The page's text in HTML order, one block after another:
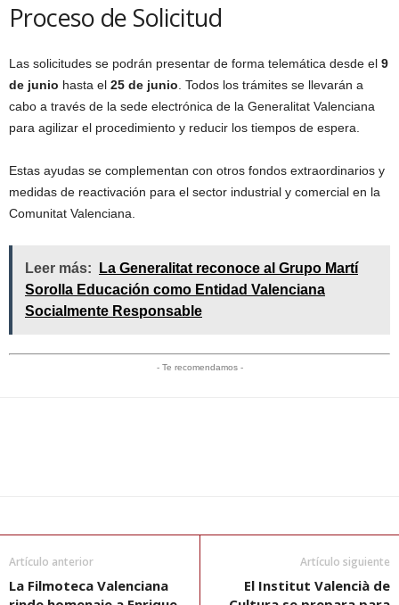
Proceso de Solicitud
Las solicitudes se podrán presentar de forma telemática desde el 9
de junio hasta el 25 de junio . Todos los trámites se llevarán a
cabo a través de la sede electrónica de la Generalitat Valenciana
para agilizar el procedimiento y reducir los tiempos de espera.
Estas ayudas se complementan con otros fondos extraordinarios y
medidas de reactivación para el sector industrial y comercial en la
Comunitat Valenciana.
Leer más:
La Generalitat reconoce al Grupo Martí
Sorolla Educación como Entidad Valenciana
Socialmente Responsable
- Te recomendamos -
Artículo anterior
La Filmoteca Valenciana
Artículo siguiente
El Institut Valencià de